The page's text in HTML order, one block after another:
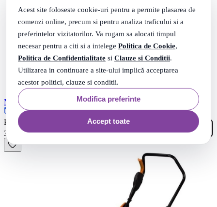
Acest site foloseste cookie-uri pentru a permite plasarea de
comenzi online, precum si pentru analiza traficului si a
preferintelor vizitatorilor. Va rugam sa alocati timpul
necesar pentru a citi si a intelege Politica de Cookie,
Politica de Confidentialitate si Clauze si Conditii.
Utilizarea in continuare a site-ului implică acceptarea
acestor politici, clauze si conditii.
Modifica preferinte
Accept toate
Masina de tuns gazon, 1.2 kW, 32 cm, 30L, Micul Fermier
Rate 0% dobanda cu TBI
PRP: 417
360
99Lei